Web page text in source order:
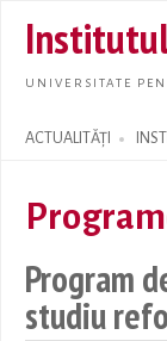
UNIVERSITATE
ACTUALITĂȚI
Search form
Program
studiu